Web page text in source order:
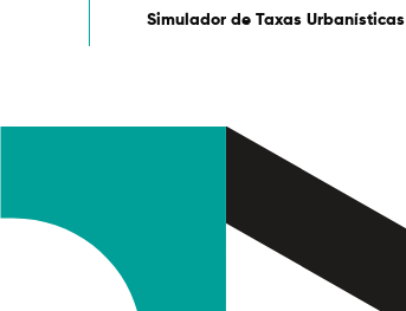
Simulador de Taxas Urbanísticas